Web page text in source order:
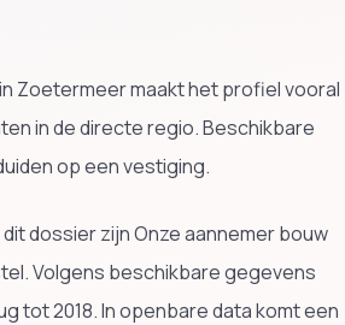
Zoetermeer maakt het profiel vooral
in de directe regio. Beschikbare
op een vestiging.
dossier zijn Onze aannemer bouw
Volgens beschikbare gegevens
tot 2018. In openbare data komt een